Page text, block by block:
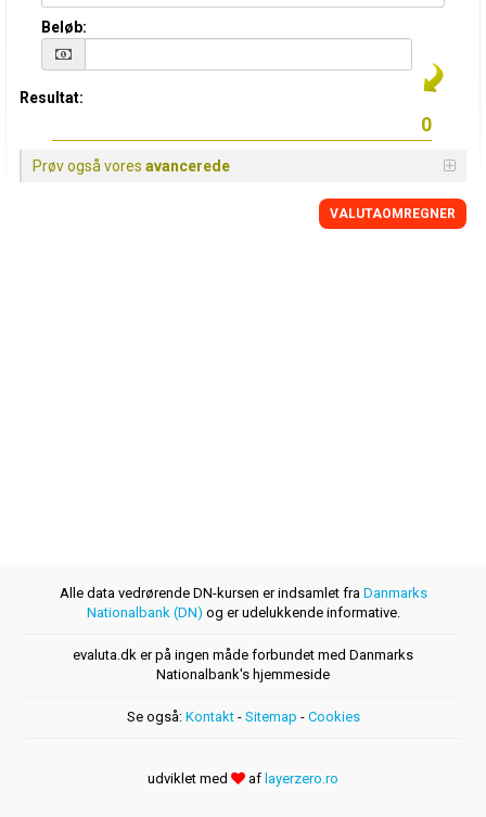
Beløb:
Resultat:
Prøv også vores avancerede
VALUTAOMREGNER
Alle data vedrørende DN-kursen er indsamlet fra Danmarks
Nationalbank (DN) og er udelukkende informative.
evaluta.dk er på ingen måde forbundet med Danmarks
Nationalbank's hjemmeside
Se også: Kontakt- Sitemap - Cookies
udviklet med af layerzero.ro